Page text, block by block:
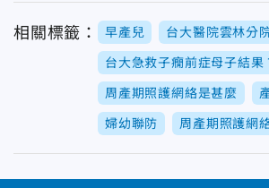
相關標籤： 早產兒 台大醫院雲林分
台大急救子癇前症母子結果
周產期照護網絡是甚麼
婦幼聯防 周產期照護網